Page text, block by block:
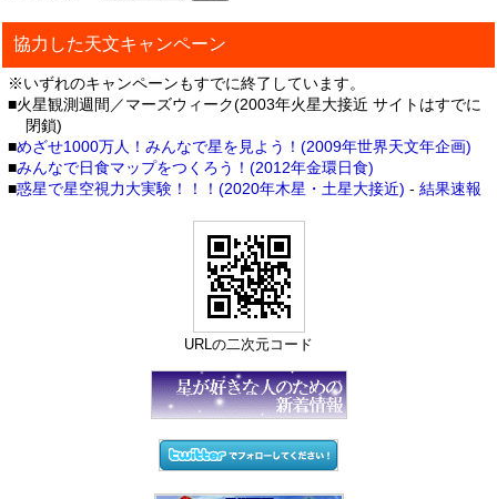
協力した天文キャンペーン
※いずれのキャンペーンもすでに終了しています。
■火星観測週間／マーズウィーク(2003年火星大接近 サイトはすでに
閉鎖)
■めざせ1000万人！みんなで星を見よう！(2009年世界天文年企画)
■みんなで日食マップをつくろう！(2012年金環日食)
■惑星で星空視力大実験！！！(2020年木星・土星大接近) - 結果速報
URLの二次元コード